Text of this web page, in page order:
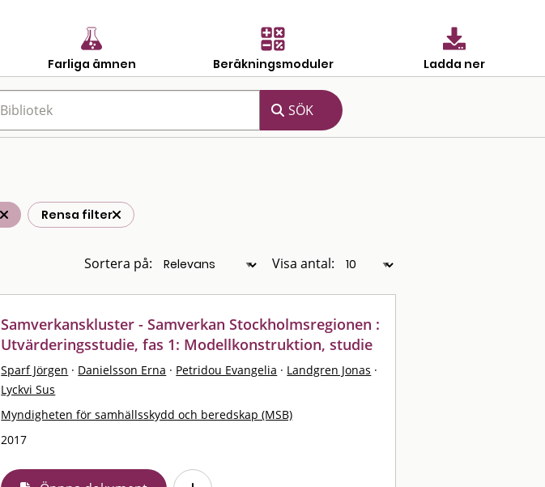
Farliga ämnen Beräkningsmoduler Ladda ner
Rensa filter
Sortera på: Visa antal:
Samverkanskluster - Samverkan Stockholmsregionen :
Utvärderingsstudie, fas 1: Modellkonstruktion, studie
Sparf Jörgen · Danielsson Erna · Petridou Evangelia · Landgren Jonas ·
Lyckvi Sus
Myndigheten för samhällsskydd och beredskap (MSB)
2017